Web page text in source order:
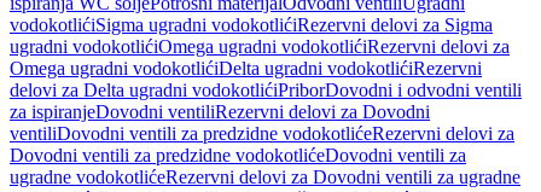
vodokotlićiSigma ugradni vodokotlićiRezervni delovi za Sigma
ugradni vodokotlićiOmega ugradni vodokotlićiRezervni delovi za
Omega ugradni vodokotlićiDelta ugradni vodokotlićiRezervni
delovi za Delta ugradni vodokotlićiPriborDovodni i odvodni ventili
za ispiranjeDovodni ventiliRezervni delovi za Dovodni
ventiliDovodni ventili za predzidne vodokotlićeRezervni delovi za
Dovodni ventili za predzidne vodokotlićeDovodni ventili za
ugradne vodokotlićeRezervni delovi za Dovodni ventili za ugradne